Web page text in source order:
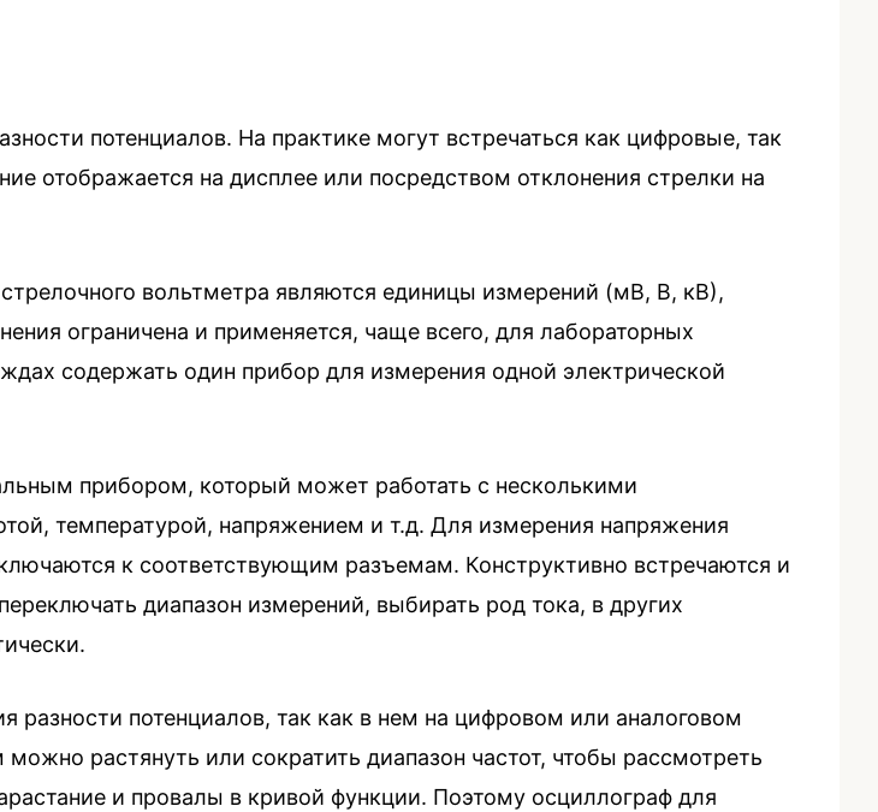
потенциалов. На практике могут встречаться как цифровые, так
отображается на дисплее или посредством отклонения стрелки на
вольтметра являются единицы измерений (мВ, В, кВ),
ограничена и применяется, чаще всего, для лабораторных
содержать один прибор для измерения одной электрической
прибором, который может работать с несколькими
температурой, напряжением и т.д. Для измерения напряжения
к соответствующим разъемам. Конструктивно встречаются и
диапазон измерений, выбирать род тока, в других
разности потенциалов, так как в нем на цифровом или аналоговом
растянуть или сократить диапазон частот, чтобы рассмотреть
и провалы в кривой функции. Поэтому осциллограф для